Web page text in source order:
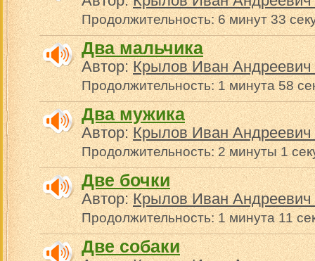
Продолжительность: 6 минут 33
Два мальчика
Автор:Крылов Иван Андреевич
Продолжительность: 1 минута 58
Два мужика
Автор:Крылов Иван Андреевич
Продолжительность: 2 минуты 1
Две бочки
Автор:Крылов Иван Андреевич
Продолжительность: 1 минута 11
Две собаки